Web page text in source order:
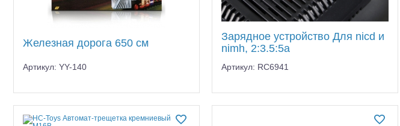
Железная дорога 650 см
Артикул: YY-140
Зарядное устройство Для nicd и
nimh, 2:3.5:5a
Артикул: RC6941